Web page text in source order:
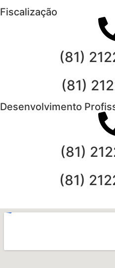
Fiscalização
(81)
(81)
Desenvolvimento
(81)
(81)